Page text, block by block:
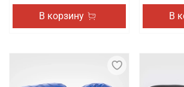
В корзину В